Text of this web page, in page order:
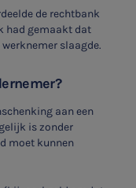
de rechtbank
had gemaakt dat
slaagde.
aan een
is zonder
moet kunnen